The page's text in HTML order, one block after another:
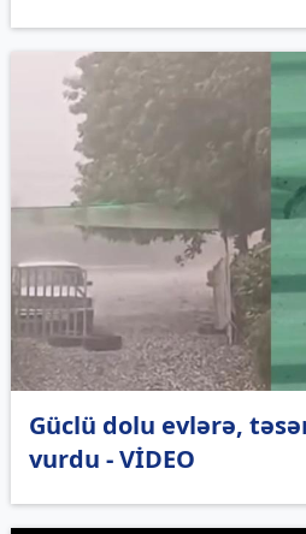
Güclü dolu evlərə,
vurdu - VİDEO